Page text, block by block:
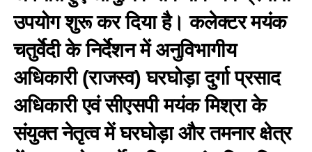
उपयोग शुरू कर दिया है। कलेक्टर मयंक
चतुर्वेदी के निर्देशन में अनुविभागीय
अधिकारी (राजस्व) घरघोड़ा दुर्गा प्रसाद
अधिकारी एवं सीएसपी मयंक मिश्रा के
संयुक्त नेतृत्व में घरघोड़ा और तमनार क्षेत्र